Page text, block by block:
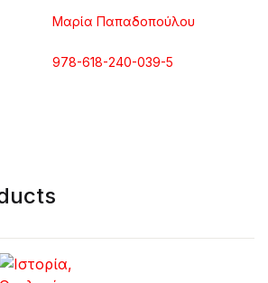
Μαρία Παπαδοπούλου
978-618-240-039-5